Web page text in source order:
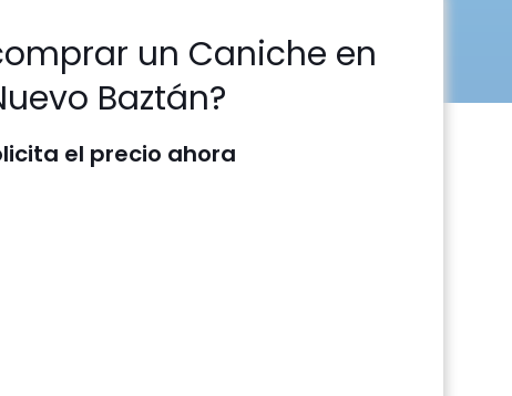
un Caniche en
Baztán?
el precio ahora